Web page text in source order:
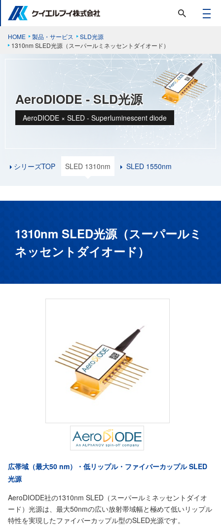
HOME 製品・サービス
SLD光源
1310nm SLED光源（スーパールミネッセントダイオード）
AeroDIODE - SLD光源
AeroDIODE × SLED - Superluminescent diode
シリーズTOP SLED 1310nm SLED 1550nm
1310nm SLED光源（スーパールミ
ネッセントダイオード）
広帯域（最大50 nm）・低リップル・ファイバーカップル SLED
光源
AeroDIODE社の1310nm SLED（スーパールミネッセントダイオ
ード）光源は、最大50nmの広い放射帯域幅と極めて低いリップル
特性を実現したファイバーカップル型のSLED光源です。